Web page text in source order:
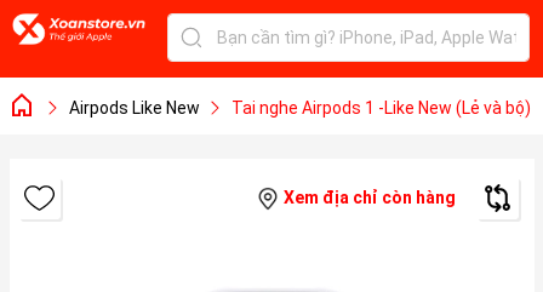
Airpods Like New Tai nghe Airpods 1 -Like New (Lẻ và bộ)
Xem địa chỉ còn hàng